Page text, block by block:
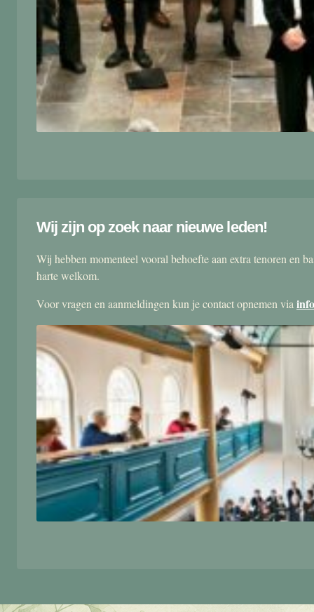
Wij zijn op zoek naar nieuwe leden!
Wij hebben momenteel vooral behoefte aan extra tenoren en
harte welkom.
Voor vragen en aanmeldingen kun je contact opnemen via